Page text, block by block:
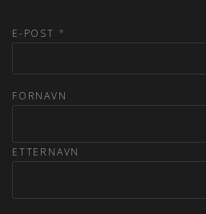
E-POST *
FORNAVN
ETTERNAVN